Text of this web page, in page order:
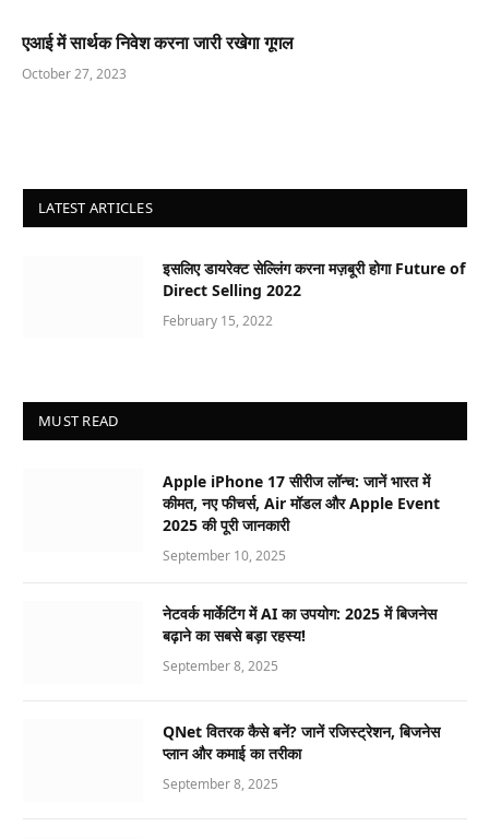
एआई में सार्थक निवेश करना जारी रखेगा गूगल
October 27, 2023
LATEST ARTICLES
इसलिए डायरेक्ट सेल्लिंग करना मज़बूरी होगा Future of
Direct Selling 2022
February 15, 2022
MUST READ
Apple iPhone 17 सीरीज लॉन्च: जानें भारत में
कीमत, नए फीचर्स, Air मॉडल और Apple Event
2025 की पूरी जानकारी
September 10, 2025
नेटवर्क मार्केटिंग में AI का उपयोग: 2025 में बिजनेस
बढ़ाने का सबसे बड़ा रहस्य!
September 8, 2025
QNet वितरक कैसे बनें? जानें रजिस्ट्रेशन, बिजनेस
प्लान और कमाई का तरीका
September 8, 2025